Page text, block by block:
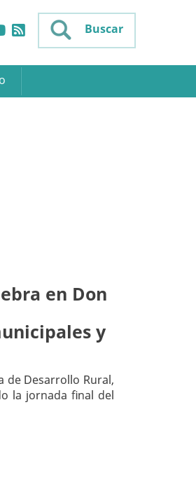
Buscar
en Don
y
de Desarrollo Rural,
la jornada final del